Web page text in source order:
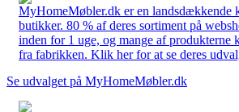
MyHomeMøbler.dk er en landsdækkende
butikker. 80 % af deres sortiment på
inden for 1 uge, og mange af produkterne
fra fabrikken. Klik her for at se deres
Se udvalget på MyHomeMøbler.dk